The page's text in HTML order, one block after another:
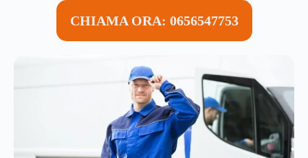
CHIAMA ORA: 0656547753